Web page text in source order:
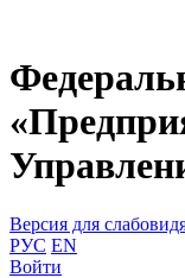
Версия для
РУС EN
Войти